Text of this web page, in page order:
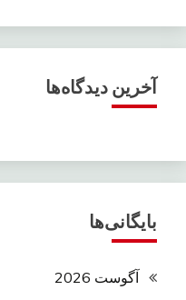
آخرین دیدگاه‌ها
بایگانی‌ها
آگوست 2026